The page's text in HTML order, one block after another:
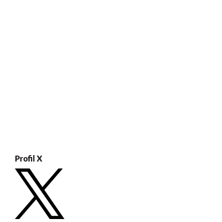
Profil X